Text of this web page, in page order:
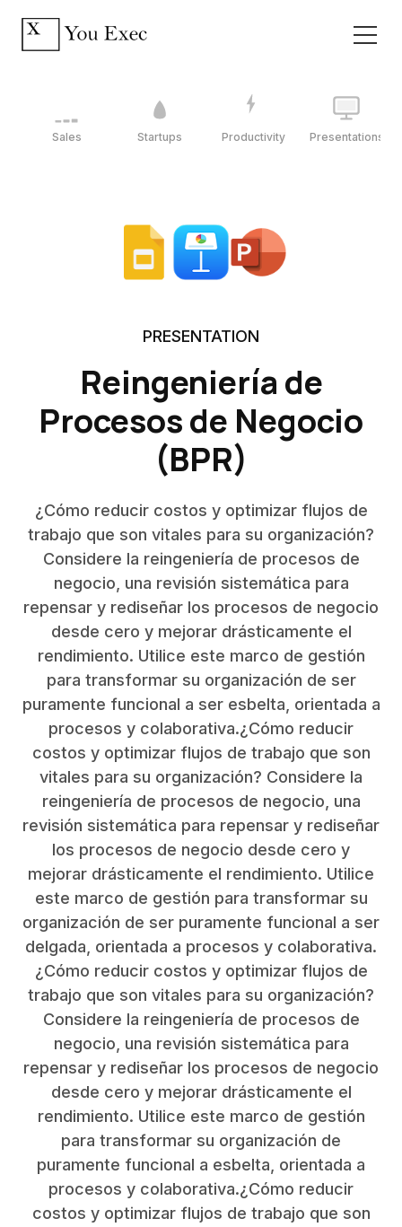
Sales Startups Productivity Presentations
PRESENTATION
Reingeniería de
Procesos de Negocio
(BPR)
¿Cómo reducir costos y optimizar flujos de
trabajo que son vitales para su organización?
Considere la reingeniería de procesos de
negocio, una revisión sistemática para
repensar y rediseñar los procesos de negocio
desde cero y mejorar drásticamente el
rendimiento. Utilice este marco de gestión
para transformar su organización de ser
puramente funcional a ser esbelta, orientada a
procesos y colaborativa.¿Cómo reducir
costos y optimizar flujos de trabajo que son
vitales para su organización? Considere la
reingeniería de procesos de negocio, una
revisión sistemática para repensar y rediseñar
los procesos de negocio desde cero y
mejorar drásticamente el rendimiento. Utilice
este marco de gestión para transformar su
organización de ser puramente funcional a ser
delgada, orientada a procesos y colaborativa.
¿Cómo reducir costos y optimizar flujos de
trabajo que son vitales para su organización?
Considere la reingeniería de procesos de
negocio, una revisión sistemática para
repensar y rediseñar los procesos de negocio
desde cero y mejorar drásticamente el
rendimiento. Utilice este marco de gestión
para transformar su organización de
puramente funcional a esbelta, orientada a
procesos y colaborativa.¿Cómo reducir
costos y optimizar flujos de trabajo que son